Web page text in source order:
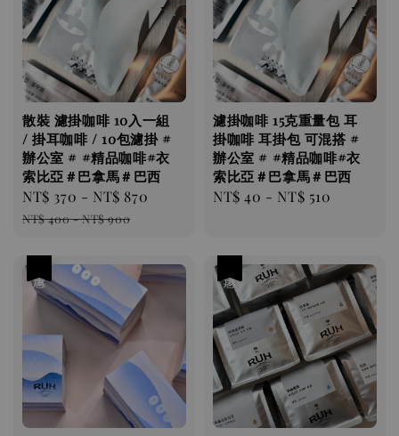
散裝 濾掛咖啡 10入一組
/ 掛耳咖啡 / 10包濾掛 #
辦公室 # #精品咖啡#衣
索比亞＃巴拿馬＃巴西
Sale
price
NT$ 370 - NT$ 870
NT$ 400-NT$ 900
濾掛咖啡 ​​​​15克重量包 耳
掛咖啡 耳掛包 可混搭 #
辦公室 # #精品咖啡#衣
索比亞＃巴拿馬＃巴西
Regular
NT$ 40 - NT$ 510